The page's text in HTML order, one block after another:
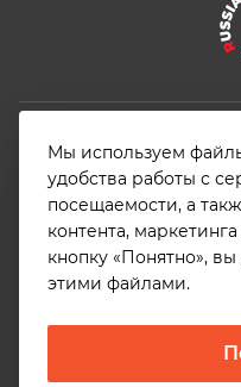
Аккредитация в
Информация о
© 2026, Общество с
«Арена Плюс». ОГРН
Мы используем
удобства работы с
посещаемости, а
контента,
кнопку «Понятно»,
этими файлами.